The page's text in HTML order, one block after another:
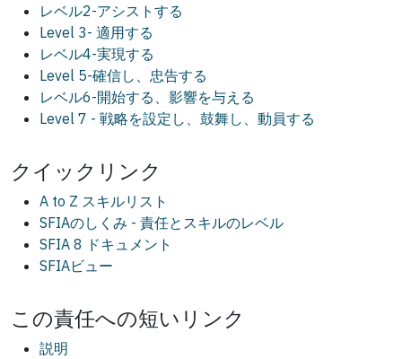
レベル2-アシストする
Level 3- 適用する
レベル4-実現する
Level 5-確信し、忠告する
レベル6-開始する、影響を与える
Level 7 - 戦略を設定し、鼓舞し、動員する
クイックリンク
A to Z スキルリスト
SFIAのしくみ - 責任とスキルのレベル
SFIA 8 ドキュメント
SFIAビュー
この責任への短いリンク
説明